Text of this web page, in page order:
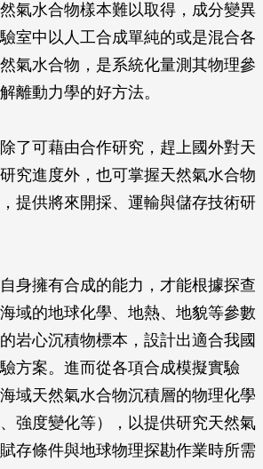
氣水合物樣本難以取得，成分變異
室中以人工合成單純的或是混合各
氣水合物，是系統化量測其物理參
離動力學的好方法。
了可藉由合作研究，趕上國外對天
究進度外，也可掌握天然氣水合物
提供將來開採、運輸與儲存技術研
身擁有合成的能力，才能根據探查
域的地球化學、地熱、地貌等參數
岩心沉積物標本，設計出適合我國
方案。進而從各項合成模擬實驗
域天然氣水合物沉積層的物理化學
強度變化等），以提供研究天然氣
存條件與地球物理探勘作業時所需